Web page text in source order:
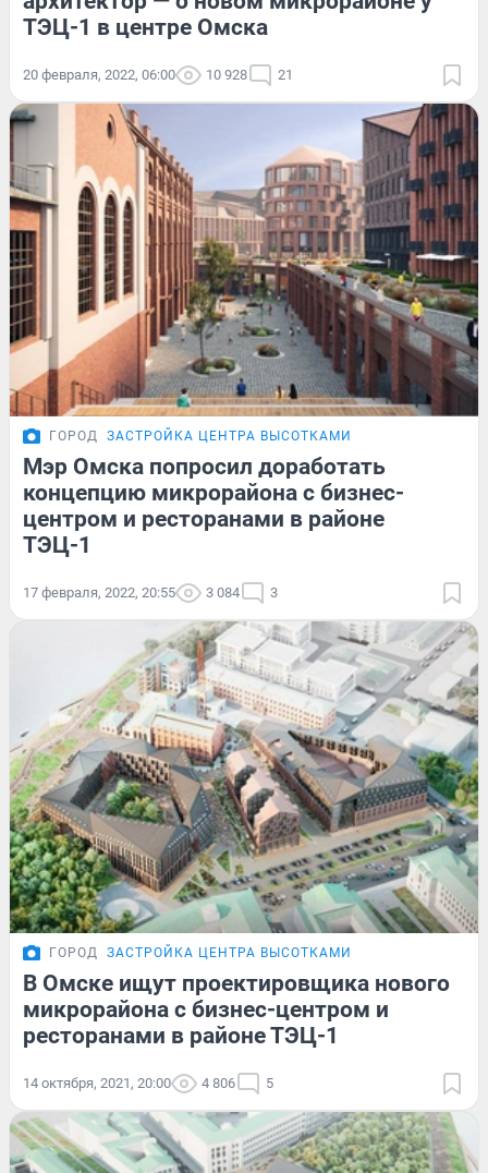
ТЭЦ-1 в центре Омска
20 февраля, 2022, 06:00 10 928 21
ГОРОД ЗАСТРОЙКА ЦЕНТРА ВЫСОТКАМИ
Мэр Омска попросил доработать
концепцию микрорайона с бизнес-
центром и ресторанами в районе
ТЭЦ-1
17 февраля, 2022, 20:55 3 084 3
ГОРОД ЗАСТРОЙКА ЦЕНТРА ВЫСОТКАМИ
В Омске ищут проектировщика нового
микрорайона с бизнес-центром и
ресторанами в районе ТЭЦ-1
14 октября, 2021, 20:00 4 806 5